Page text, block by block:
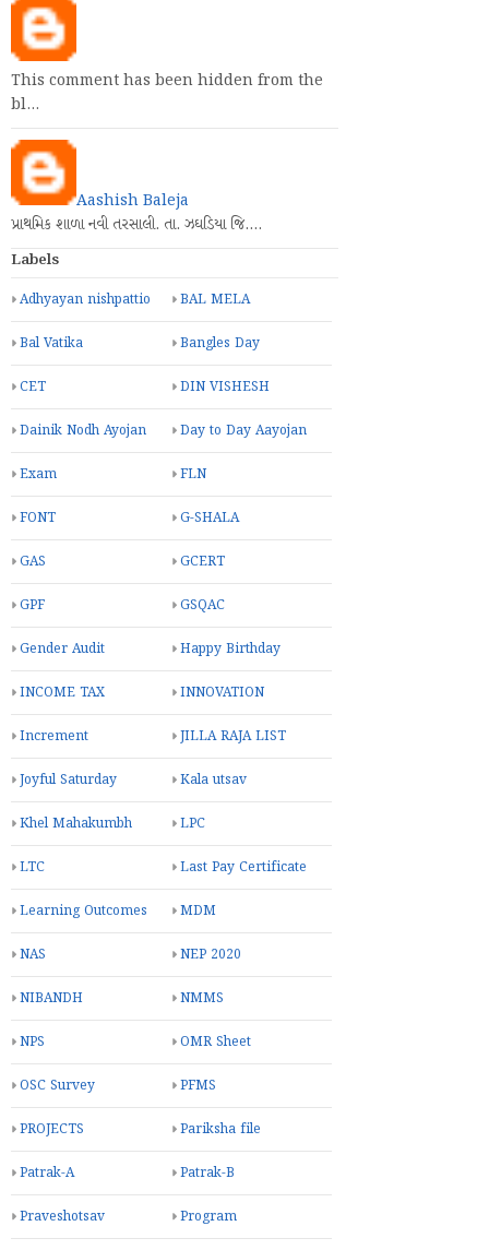
This comment has been hidden from the
bl…
Aashish Baleja
પ્રાથમિક શાળા નવી તરસાલી. તા. ઝઘડિયા જિ.…
Labels
Adhyayan nishpattio BAL MELA
Bal Vatika Bangles Day
CET DIN VISHESH
Dainik Nodh Ayojan Day to Day Aayojan
Exam FLN
FONT G-SHALA
GAS GCERT
GPF GSQAC
Gender Audit Happy Birthday
INCOME TAX INNOVATION
Increment JILLA RAJA LIST
Joyful Saturday Kala utsav
Khel Mahakumbh LPC
LTC Last Pay Certificate
Learning Outcomes MDM
NAS NEP 2020
NIBANDH NMMS
NPS OMR Sheet
OSC Survey PFMS
PROJECTS Pariksha file
Patrak-A Patrak-B
Praveshotsav Program